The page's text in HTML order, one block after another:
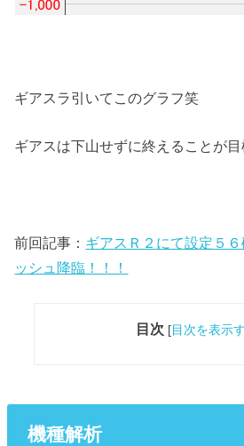
ギアスラ引いてこのグラフ笑
ギアスは下山せずに終えることが
前回記事： ギアスＲ２にて設定５
ッシュ降臨！！！
目次 [目次を表示
機種解析